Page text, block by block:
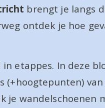
brengt je langs
ontdek je hoe
etappes. In deze
(+hoogtepunten) van
je wandelschoenen